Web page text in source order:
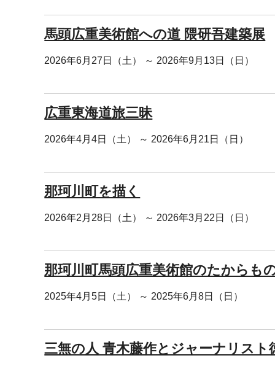
馬頭広重美術館への道 隈研吾建築展
2026年6月27日（土） ～ 2026年9月13日（日）
広重東海道旅三昧
2026年4月4日（土） ～ 2026年6月21日（日）
那珂川町を描く
2026年2月28日（土） ～ 2026年3月22日（日）
那珂川町馬頭広重美術館のたからも
2025年4月5日（土） ～ 2025年6月8日（日）
三無の人 青木藤作とジャーナリスト